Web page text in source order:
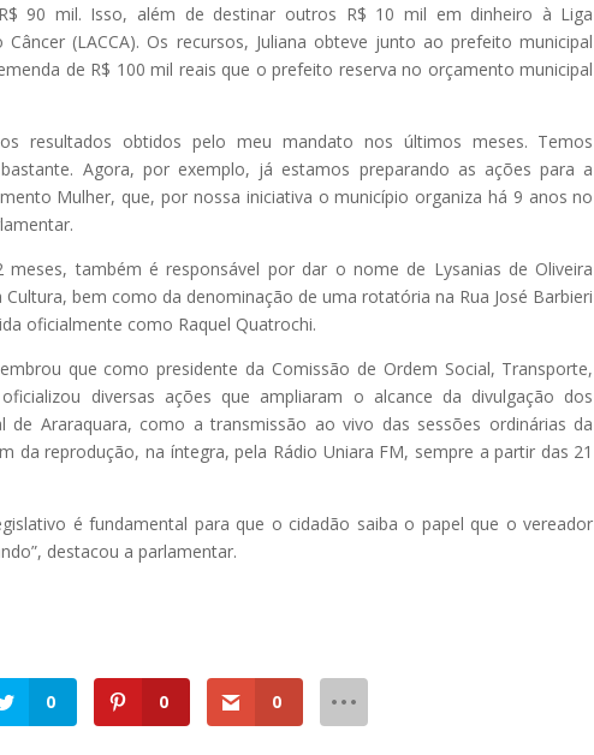
90 mil. Isso, além de destinar outros R$ 10 mil em dinheiro à Liga
(LACCA). Os recursos, Juliana obteve junto ao prefeito municipal
de R$ 100 mil reais que o prefeito reserva no orçamento municipal
resultados obtidos pelo meu mandato nos últimos meses. Temos
Agora, por exemplo, já estamos preparando as ações para a
Mulher, que, por nossa iniciativa o município organiza há 9 anos no
também é responsável por dar o nome de Lysanias de Oliveira
Cultura, bem como da denominação de uma rotatória na Rua José Barbieri
oficialmente como Raquel Quatrochi.
que como presidente da Comissão de Ordem Social, Transporte,
diversas ações que ampliaram o alcance da divulgação dos
de Araraquara, como a transmissão ao vivo das sessões ordinárias da
da reprodução, na íntegra, pela Rádio Uniara FM, sempre a partir das 21
é fundamental para que o cidadão saiba o papel que o vereador
destacou a parlamentar.
0 0 0